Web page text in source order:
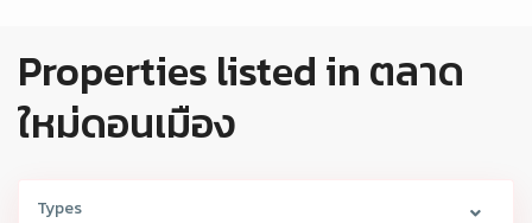
Properties listed in ตลาด
ใหม่ดอนเมือง
Types